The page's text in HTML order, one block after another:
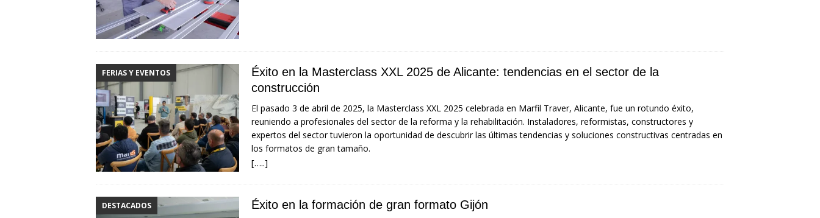
FERIAS Y EVENTOS
Éxito en la Masterclass XXL 2025 de Alicante: tendencias en el sector de la
construcción
El pasado 3 de abril de 2025, la Masterclass XXL 2025 celebrada en Marfil Traver, Alicante, fue un rotundo éxito,
reuniendo a profesionales del sector de la reforma y la rehabilitación. Instaladores, reformistas, constructores y
expertos del sector tuvieron la oportunidad de descubrir las últimas tendencias y soluciones constructivas centradas en
los formatos de gran tamaño.
[…..]
DESTACADOS Éxito en la formación de gran formato Gijón